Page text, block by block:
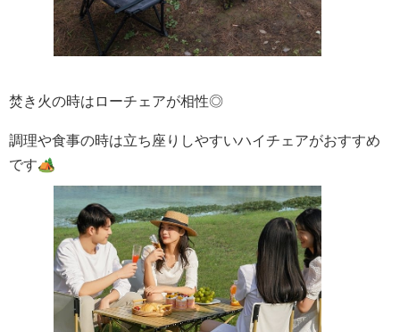
焚き火の時はローチェアが相性◎
調理や食事の時は立ち座りしやすいハイチェアがおすすめ
です🏕️